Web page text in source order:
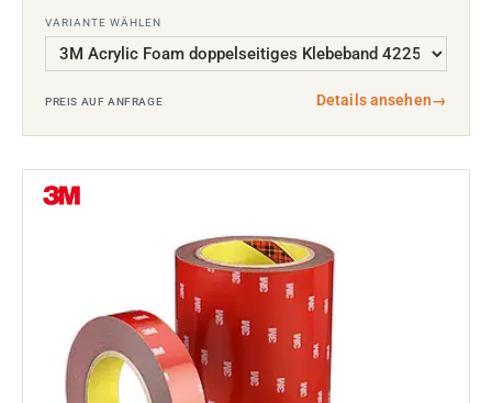
VARIANTE WÄHLEN
PREIS AUF ANFRAGE Details ansehen→